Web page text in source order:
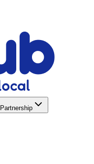
Partnership